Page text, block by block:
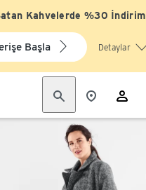
Kahvelerde %30 İndirim
Başla Detaylar